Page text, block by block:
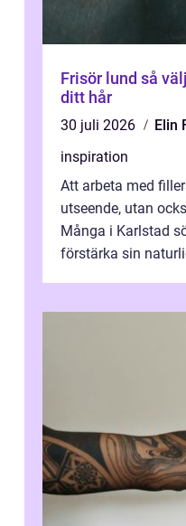
Frisör lund så väljer du rätt salong för
ditt hår
30 juli 2026
Elin
inspiration
Att arbeta med
utseende, utan
Många i Karlstad
förstärka sin